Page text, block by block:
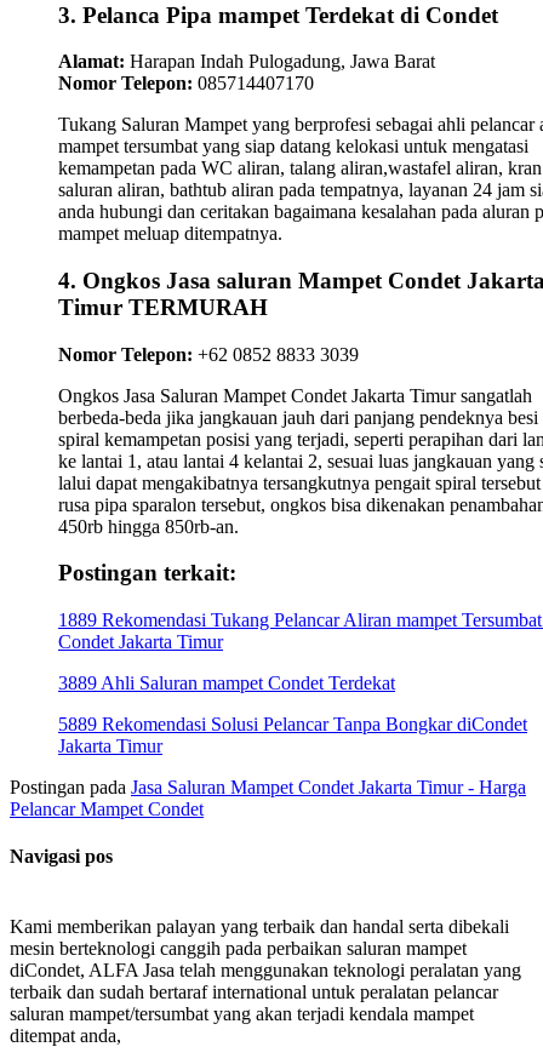
3. Pelanca Pipa mampet Terdekat di Condet
Alamat: Harapan Indah Pulogadung, Jawa Barat
Nomor Telepon: 085714407170
Tukang Saluran Mampet yang berprofesi sebagai ahli pelancar
mampet tersumbat yang siap datang kelokasi untuk mengatasi
kemampetan pada WC aliran, talang aliran,wastafel aliran, kran
saluran aliran, bathtub aliran pada tempatnya, layanan 24 jam
anda hubungi dan ceritakan bagaimana kesalahan pada aluran
mampet meluap ditempatnya.
4. Ongkos Jasa saluran Mampet Condet
Timur TERMURAH
Nomor Telepon: +62 0852 8833 3039
Ongkos Jasa Saluran Mampet Condet Jakarta Timur sangatlah
berbeda-beda jika jangkauan jauh dari panjang pendeknya besi
spiral kemampetan posisi yang terjadi, seperti perapihan dari
ke lantai 1, atau lantai 4 kelantai 2, sesuai luas jangkauan yang
lalui dapat mengakibatnya tersangkutnya pengait spiral
rusa pipa sparalon tersebut, ongkos bisa dikenakan
450rb hingga 850rb-an.
Postingan terkait:
1889 Rekomendasi Tukang Pelancar Aliran mampet
Condet Jakarta Timur
3889 Ahli Saluran mampet Condet Terdekat
5889 Rekomendasi Solusi Pelancar Tanpa Bongkar diCondet
Jakarta Timur
Postingan pada Jasa Saluran Mampet Condet Jakarta Timur - Harga
Pelancar Mampet Condet
Navigasi pos
Kami memberikan palayan yang terbaik dan handal serta dibekali
mesin berteknologi canggih pada perbaikan saluran mampet
diCondet, ALFA Jasa telah menggunakan teknologi peralatan yang
terbaik dan sudah bertaraf international untuk peralatan pelancar
saluran mampet/tersumbat yang akan terjadi kendala mampet
ditempat anda,